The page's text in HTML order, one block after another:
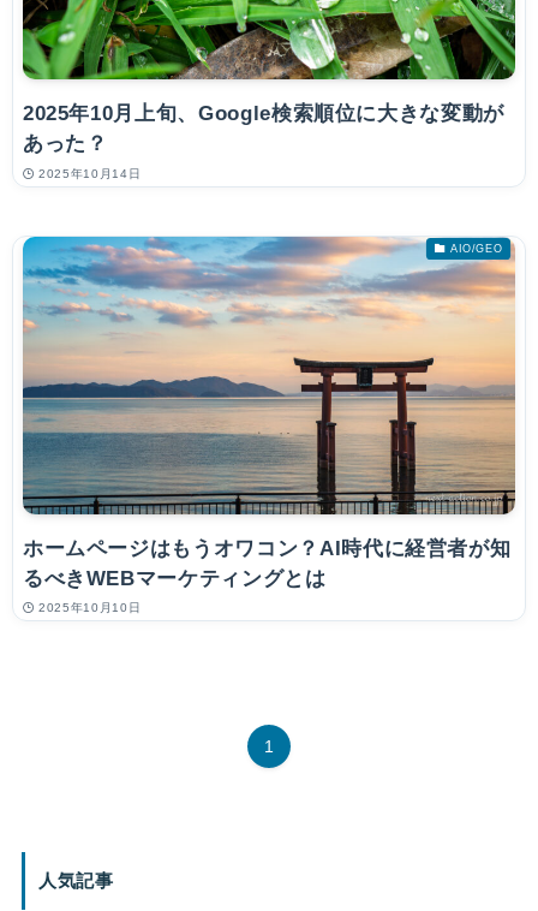
2025年10月上旬、Google検索順位に大きな変動が
あった？
2025年10月14日
AIO/GEO
ホームページはもうオワコン？AI時代に経営者が知
るべきWEBマーケティングとは
2025年10月10日
1
人気記事